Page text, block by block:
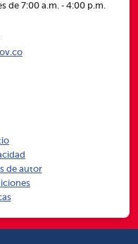
de 7:00 a.m. ‑ 4:00 p.m.
de autor